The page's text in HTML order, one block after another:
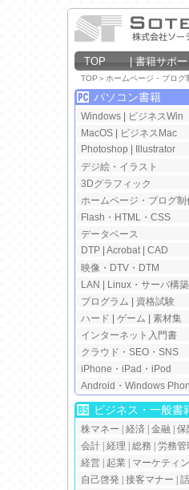
TOP 書籍サ
TOP ＞ ホームページ・ブログ
パソコン書籍
Windows
ビジネスWin
MacOS
ビジネスMac
Photoshop
Illustrator
デジ絵・イラスト
3Dグラフィック
ホームページ・ブログ制
Flash・HTML・CSS
データベース
DTP Acrobat| CAD
映像・DTV・DTM
LAN
Linux・サーバ構築
プログラム
資格試験
ハード
ゲーム
素材集
インターネット入門書
クラウド・SEO・SNS
iPhone・iPad・iPod
Android・Windows
ビジネス・一般書
株マネー 経済 金融
保
会計 経理 総務
労務管
経営
起業
マーケティ
自己啓発
接客マナー